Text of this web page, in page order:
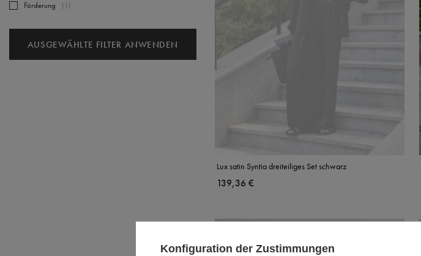
Förderung 1
AUSGEWÄHLTE FILTER ANWENDEN
Lux satin Syntia dreiteiliges Set schwarz
139,36 €
Konfiguration der Zustimmungen